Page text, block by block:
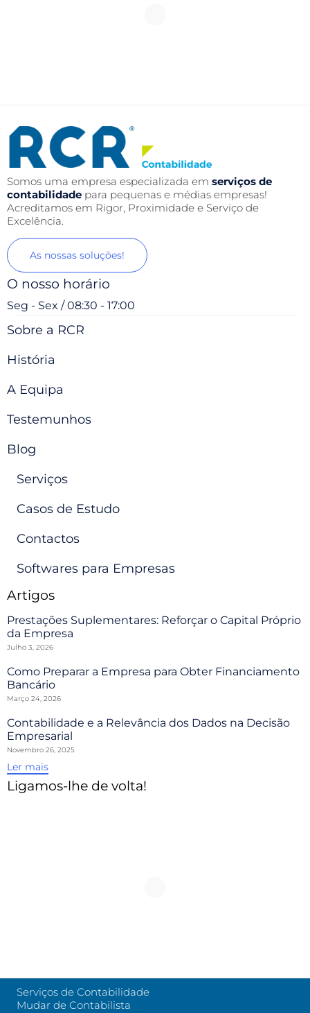
Somos uma empresa especializada em serviços de
contabilidade para pequenas e médias empresas!
Acreditamos em Rigor, Proximidade e Serviço de
Excelência.
As nossas soluções!
O nosso horário
Seg - Sex / 08:30 - 17:00
Sobre a RCR
História
A Equipa
Testemunhos
Blog
Serviços
Casos de Estudo
Contactos
Softwares para Empresas
Artigos
Prestações Suplementares: Reforçar o Capital Próprio
da Empresa
Julho 3, 2026
Como Preparar a Empresa para Obter Financiamento
Bancário
Março 24, 2026
Contabilidade e a Relevância dos Dados na Decisão
Empresarial
Novembro 26, 2025
Ler mais
Ligamos-lhe de volta!
Serviços de Contabilidade
Mudar de Contabilista